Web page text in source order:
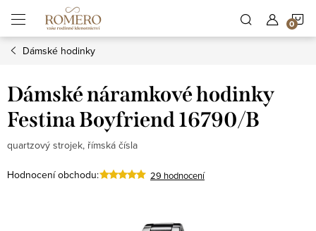
obsah
Dámské hodinky
Dámské náramkové hodinky
Festina Boyfriend 16790/B
quartzový strojek, římská čísla
Hodnocení obchodu: 29 hodnocení